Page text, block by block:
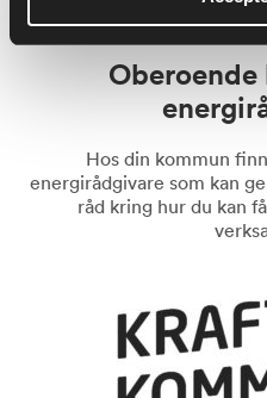
Hos din kommun
energirådgivare som kan
råd kring hur du kan